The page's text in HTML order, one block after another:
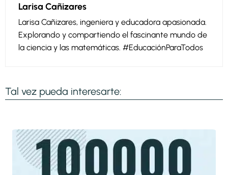
Larisa Cañizares
Larisa Cañizares, ingeniera y educadora apasionada.
Explorando y compartiendo el fascinante mundo de
la ciencia y las matemáticas. #EducaciónParaTodos
Tal vez pueda interesarte: